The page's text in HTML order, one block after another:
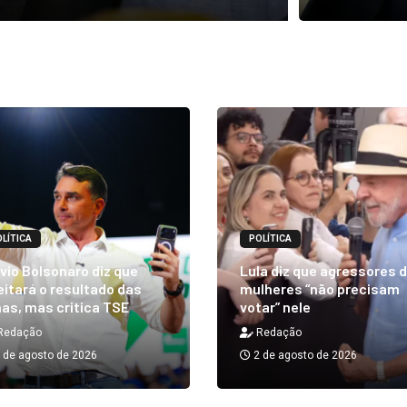
Bolsonaro diz que
o resultado das
mas critica TSE
de agosto de 2026
POLÍTICA
Lula diz que agressores
mulheres “não precisam
votar” nele
Redação
2 de agosto de 2026